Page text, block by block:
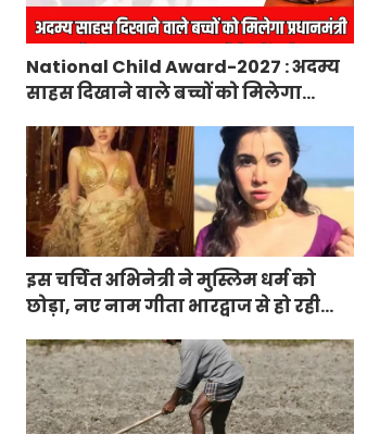
National Child Award-2027 : अदम्य
साहस दिखाने वाले बच्चों को मिलेगा
ऐसे करें आवेदन
इस चर्चित अभिनेत्री ने मुस्लिम धर्म को
छोड़ा, नए नाम गीता भारद्वाज से हो रही